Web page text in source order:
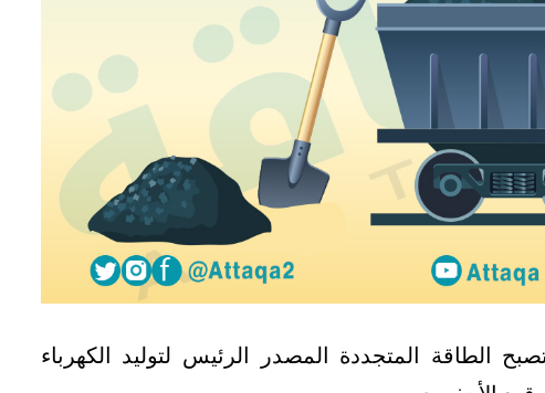
الطاقة المتجددة المصدر الرئيس لتوليد الكهرباء